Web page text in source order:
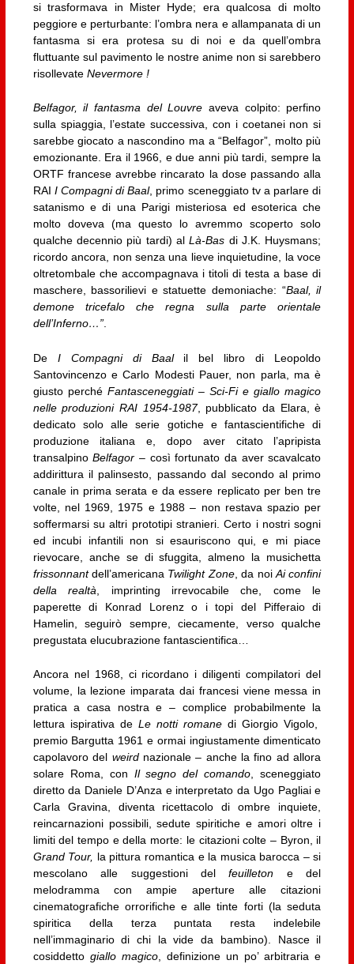
si trasformava in Mister Hyde; era qualcosa di molto
peggiore e perturbante: l’ombra nera e allampanata di un
fantasma si era protesa su di noi e da quell’ombra
fluttuante sul pavimento le nostre anime non si sarebbero
risollevate Nevermore !
Belfagor, il fantasma del Louvre aveva colpito: perfino
sulla spiaggia, l’estate successiva, con i coetanei non si
sarebbe giocato a nascondino ma a “Belfagor”, molto più
emozionante. Era il 1966, e due anni più tardi, sempre la
ORTF francese avrebbe rincarato la dose passando alla
RAI I Compagni di Baal, primo sceneggiato tv a parlare di
satanismo e di una Parigi misteriosa ed esoterica che
molto doveva (ma questo lo avremmo scoperto solo
qualche decennio più tardi) alLà-Bas di J.K. Huysmans;
ricordo ancora, non senza una lieve inquietudine, la voce
oltretombale che accompagnava i titoli di testa a base di
maschere, bassorilievi e statuette demoniache: “Baal, il
demone tricefalo che regna sulla parte orientale
dell’Inferno…”.
De I Compagni di Baalil bel libro di Leopoldo
Santovincenzo e Carlo Modesti Pauer, non parla, ma è
giusto perché Fantasceneggiati – Sci-Fi e giallo magico
nelle produzioni RAI 1954-1987, pubblicato da Elara, è
dedicato solo alle serie gotiche e fantascientifiche di
produzione italiana e, dopo aver citato l’apripista
transalpinoBelfagor – così fortunato da aver scavalcato
addirittura il palinsesto, passando dal secondo al primo
canale in prima serata e da essere replicato per ben tre
volte, nel 1969, 1975 e 1988 – non restava spazio per
soffermarsi su altri prototipi stranieri. Certo i nostri sogni
ed incubi infantili non si esauriscono qui, e mi piace
rievocare, anche se di sfuggita, almeno la musichetta
frissonnantdell’americana Twilight Zone, da noi Ai confini
della realtà , imprinting irrevocabile che, come le
paperette di Konrad Lorenz o i topi del Pifferaio di
Hamelin, seguirò sempre, ciecamente, verso qualche
pregustata elucubrazione fantascientifica…
Ancora nel 1968, ci ricordano i diligenti compilatori del
volume, la lezione imparata dai francesi viene messa in
pratica a casa nostra e – complice probabilmente la
lettura ispirativa de Le notti romane di Giorgio Vigolo,
premio Bargutta 1961 e ormai ingiustamente dimenticato
capolavoro del weirdnazionale – anche la fino ad allora
solare Roma, con Il segno del comando, sceneggiato
diretto da Daniele D’Anza e interpretato da Ugo Pagliai e
Carla Gravina, diventa ricettacolo di ombre inquiete,
reincarnazioni possibili, sedute spiritiche e amori oltre i
limiti del tempo e della morte: le citazioni colte – Byron, il
Grand Tour, la pittura romantica e la musica barocca – si
mescolano alle suggestioni delfeuilleton e del
melodramma con ampie aperture alle citazioni
cinematografiche orrorifiche e alle tinte forti (la seduta
spiritica della terza puntata resta indelebile
nell’immaginario di chi la vide da bambino). Nasce il
cosiddetto giallo magico, definizione un po’ arbitraria e